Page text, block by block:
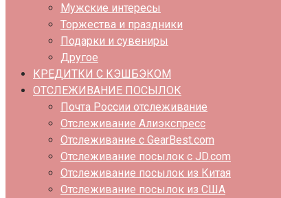
Мужские интересы
Торжества и праздники
Подарки и сувениры
Другое
КРЕДИТКИ С КЭШБЭКОМ
ОТСЛЕЖИВАНИЕ ПОСЫЛОК
Почта России отслеживание
Отслеживание Алиэкспресс
Отслеживание с GearBest.com
Отслеживание посылок с JD.com
Отслеживание посылок из Китая
Отслеживание посылок из США